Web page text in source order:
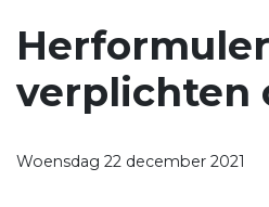
verplichten
Woensdag 22 december 2021